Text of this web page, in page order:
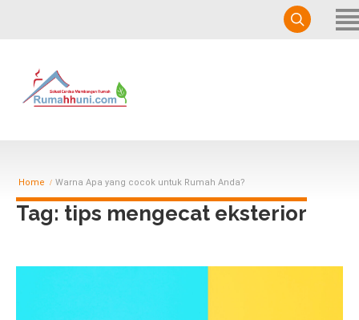
Blog
Home Warna Apa yang cocok untuk Rumah Anda?
Tag: tips mengecat eksterior